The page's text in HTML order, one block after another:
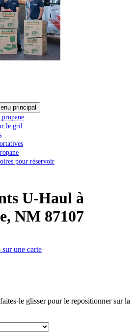
principal
propane
le gril
pour réservoir
U-Haul à
NM 87107
une carte
le glisser pour le repositionner sur la